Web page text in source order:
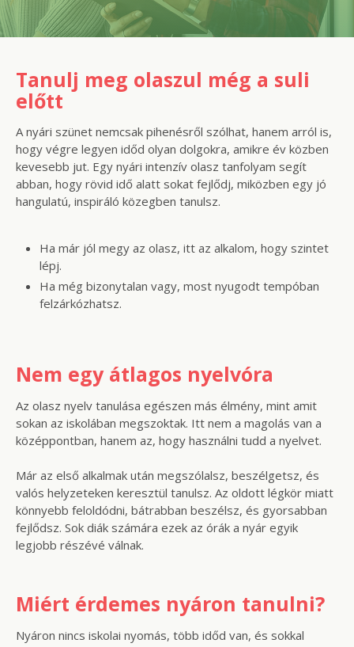
Szolgáltatások
CSOPORTOS NYELVTANFOLYAM
EGYÉNI NYELVTANFOLYAM
SPANYOL TANFOLYAM OLASZOSOKNAK
TOLMÁCS- ÉS FORDÍTÓKÉPZÉS
NYELVTANFOLYAMOK OLASZORSZÁGBAN
Tanulj meg olaszul még a suli
előtt
A nyári szünet nemcsak pihenésről szólhat, hanem arról is,
hogy végre legyen időd olyan dolgokra, amikre év közben
kevesebb jut. Egy nyári intenzív olasz tanfolyam segít
abban, hogy rövid idő alatt sokat fejlődj, miközben egy jó
hangulatú, inspiráló közegben tanulsz.
Ha már jól megy az olasz, itt az alkalom, hogy szintet
lépj.
Ha még bizonytalan vagy, most nyugodt tempóban
felzárkózhatsz.
Nem egy átlagos nyelvóra
Az olasz nyelv tanulása egészen más élmény, mint amit
sokan az iskolában megszoktak. Itt nem a magolás van a
középpontban, hanem az, hogy használni tudd a nyelvet.
Már az első alkalmak után megszólalsz, beszélgetsz, és
valós helyzeteken keresztül tanulsz. Az oldott légkör miatt
könnyebb feloldódni, bátrabban beszélsz, és gyorsabban
fejlődsz. Sok diák számára ezek az órák a nyár egyik
legjobb részévé válnak.
Miért érdemes nyáron tanulni?
Nyáron nincs iskolai nyomás, több időd van, és sokkal